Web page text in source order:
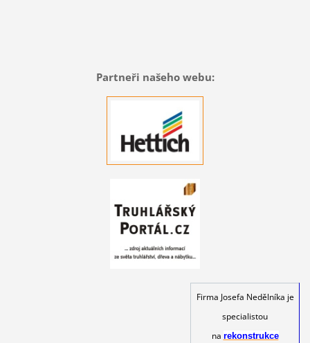
Partneři našeho webu:
Firma Josefa Nedělníka je
specialistou
na rekonstrukce